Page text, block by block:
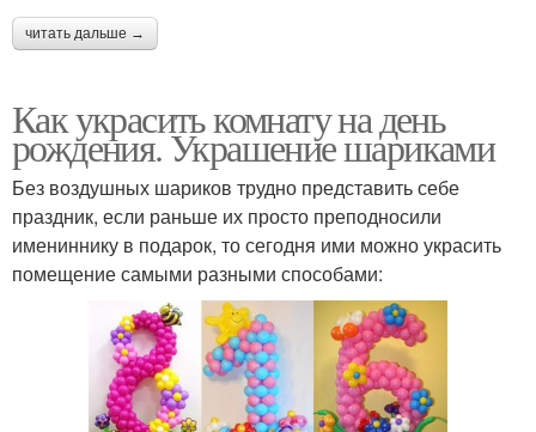
читать дальше →
Как украсить комнату на день
рождения. Украшение шариками
Без воздушных шариков трудно представить себе
праздник, если раньше их просто преподносили
имениннику в подарок, то сегодня ими можно украсить
помещение самыми разными способами: